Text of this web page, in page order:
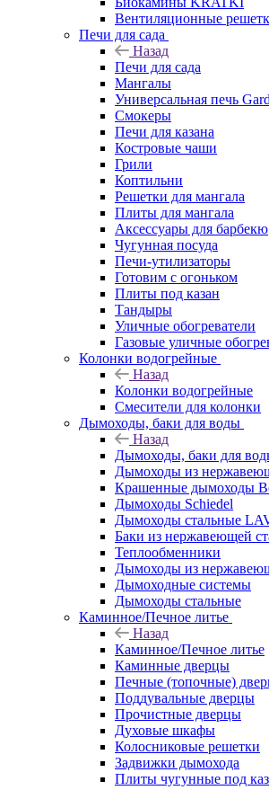
Вентиляционные
Печи для сада
Назад
Печи для сада
Мангалы
Универсальная печь
Смокеры
Печи для казана
Костровые чаши
Грили
Коптильни
Решетки для мангала
Плиты для мангала
Аксессуары для барбекю
Чугунная посуда
Печи-утилизаторы
Готовим с огоньком
Плиты под казан
Тандыры
Уличные обогреватели
Газовые уличные
Колонки водогрейные
Назад
Колонки водогрейные
Смесители для колонки
Дымоходы, баки для воды
Назад
Дымоходы, баки для
Дымоходы из
Крашенные дымоходы
Дымоходы Schiedel
Дымоходы стальные
Баки из нержавеющей
Теплообменники
Дымоходы из
Дымоходные системы
Дымоходы стальные
Каминное/Печное литье
Назад
Каминное/Печное литье
Каминные дверцы
Печные (топочные)
Поддувальные дверцы
Прочистные дверцы
Духовые шкафы
Колосниковые решетки
Задвижки дымохода
Плиты чугунные под